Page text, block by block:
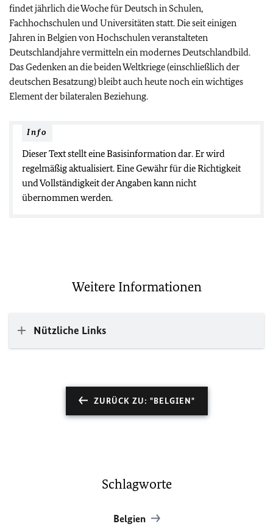
findet jährlich die Woche für Deutsch in Schulen,
Fachhochschulen und Universitäten statt. Die seit einigen
Jahren in Belgien von Hochschulen veranstalteten
Deutschlandjahre vermitteln ein modernes Deutschlandbild.
Das Gedenken an die beiden Weltkriege (einschließlich der
deutschen Besatzung) bleibt auch heute noch ein wichtiges
Element der bilateralen Beziehung.
Info
Dieser Text stellt eine Basisinformation dar. Er wird
regelmäßig aktualisiert. Eine Gewähr für die Richtigkeit
und Vollständigkeit der Angaben kann nicht
übernommen werden.
Weitere Informationen
Nützliche Links
ZURÜCK ZU: "BELGIEN"
Schlagworte
Belgien